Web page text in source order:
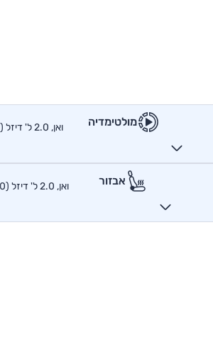
מולטימדיה
ואן, 2.0 ל' דיזל (130 כ"ס), אוט', ארוך גבוה מסחרי סגור SE
אבזור
ואן, 2.0 ל' דיזל (130 כ"ס), אוט', ארוך גבוה מסחרי סגור SE